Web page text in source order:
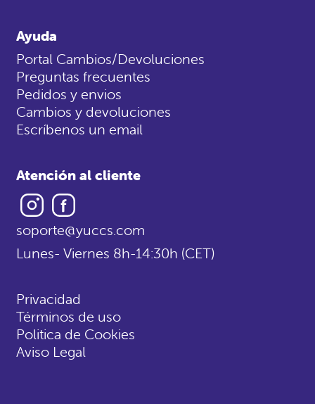
Ayuda
Portal Cambios/Devoluciones
Preguntas frecuentes
Pedidos y envios
Cambios y devoluciones
Escríbenos un email
Atención al cliente
Instagram
soporte@yuccs.com
Lunes- Viernes 8h-14:30h (CET)
Privacidad
Términos de uso
Politica de Cookies
Aviso Legal